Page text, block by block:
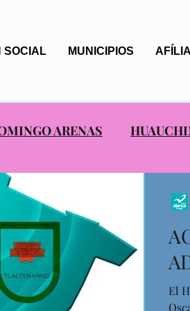
SOCIAL MUNICIPIOS
ARENAS
ALIANCISTAS
DE LÓPEZ
El